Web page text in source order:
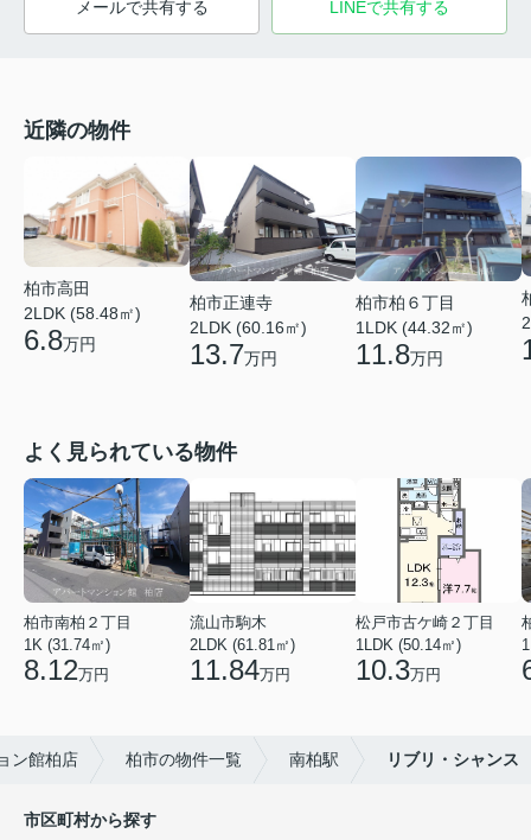
メールで共有する LINEで共有する
近隣の物件
柏市高田
2LDK (58.48㎡)
6.8万円
柏市正連寺
2LDK (60.16㎡)
13.7万円
柏市柏６丁目
1LDK (44.32㎡)
11.8万円
よく見られている物件
柏市南柏２丁目
1K (31.74㎡)
8.12万円
流山市駒木
2LDK (61.81㎡)
11.84万円
松戸市古ケ崎２丁目
1LDK (50.14㎡)
10.3万円
ン館柏店 柏市の物件一覧 南柏駅 リブリ・シャンス
市区町村から探す